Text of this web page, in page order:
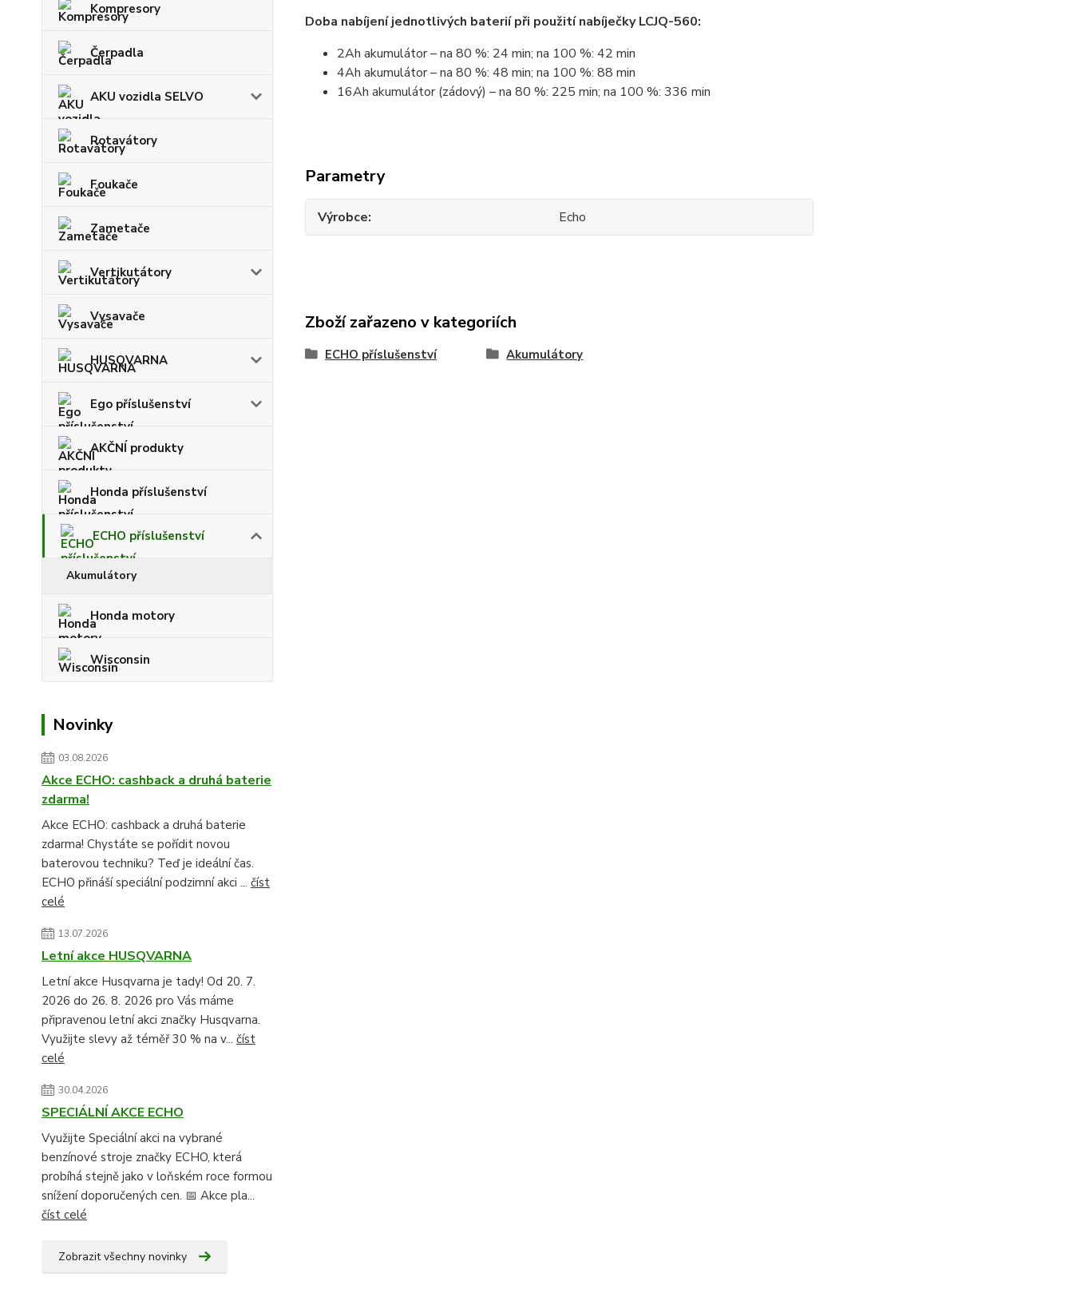
Kompresory
Čerpadla
AKU vozidla SELVO
Rotavátory
Foukače
Zametače
Vertikutátory
Vysavače
HUSQVARNA
Ego příslušenství
AKČNÍ produkty
Honda příslušenství
ECHO příslušenství
Akumulátory
Honda motory
Wisconsin
Novinky
03.08.2026
Akce ECHO: cashback a druhá baterie
zdarma!
Akce ECHO: cashback a druhá baterie
zdarma! Chystáte se pořídit novou
baterovou techniku? Teď je ideální čas.
ECHO přináší speciální podzimní akci ... číst
celé
13.07.2026
Letní akce HUSQVARNA
Letní akce Husqvarna je tady! Od 20. 7.
2026 do 26. 8. 2026 pro Vás máme
připravenou letní akci značky Husqvarna.
Využijte slevy až téměř 30 % na v... číst
celé
30.04.2026
SPECIÁLNÍ AKCE ECHO
Využijte Speciální akci na vybrané
benzínové stroje značky ECHO, která
probíhá stejně jako v loňském roce formou
snížení doporučených cen. 📅 Akce pla...
číst celé
Zobrazit všechny novinky
Doba nabíjení jednotlivých baterií při použití nabíječky LCJQ-560:
2Ah akumulátor – na 80 %: 24 min; na 100 %: 42 min
4Ah akumulátor – na 80 %: 48 min; na 100 %: 88 min
16Ah akumulátor (zádový) – na 80 %: 225 min; na 100 %: 336 min
Parametry
Výrobce Echo
Zboží zařazeno v kategoriích
ECHO příslušenství Akumulátory